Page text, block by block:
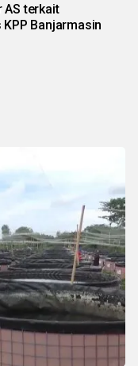
AS terkait
Banjarmasin